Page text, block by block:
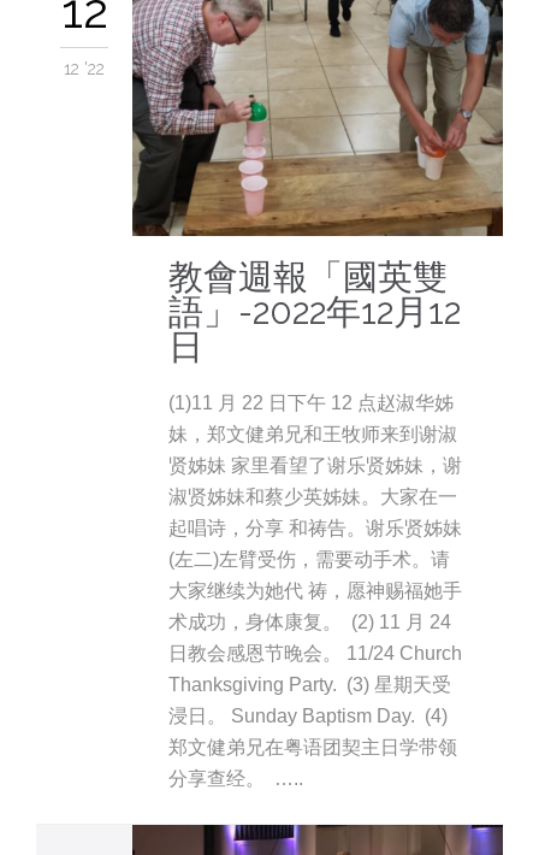
12 '22
教會週報「國英雙
語」-2022年12月12
日
(1)11 月 22 日下午 12 点赵淑华姊
妹，郑文健弟兄和王牧师来到谢淑
贤姊妹 家里看望了谢乐贤姊妹，谢
淑贤姊妹和蔡少英姊妹。大家在一
起唱诗，分享 和祷告。谢乐贤姊妹
(左二)左臂受伤，需要动手术。请
大家继续为她代 祷，愿神赐福她手
术成功，身体康复。 (2) 11 月 24
日教会感恩节晚会。 11/24 Church
Thanksgiving Party. (3) 星期天受
浸日。 Sunday Baptism Day. (4)
郑文健弟兄在粤语团契主日学带领
分享查经。 …..